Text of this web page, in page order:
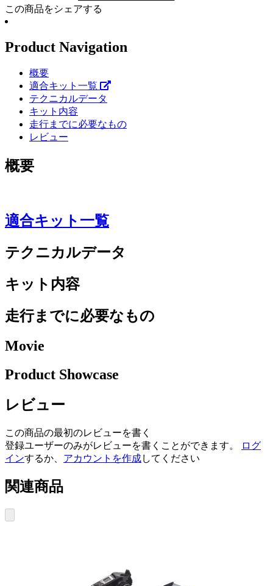
この商品をシェアする
Product Navigation
概要
適合キット一覧
テクニカルデータ
キット内容
走行までに必要なもの
レビュー
概要
適合キット一覧
テクニカルデータ
キット内容
走行までに必要なもの
Movie
Product Showcase
レビュー
この商品の最初のレビューを書く
登録ユーザーのみがレビューを書くことができます。
ログ
インするか、 アカウントを作成してください
関連商品